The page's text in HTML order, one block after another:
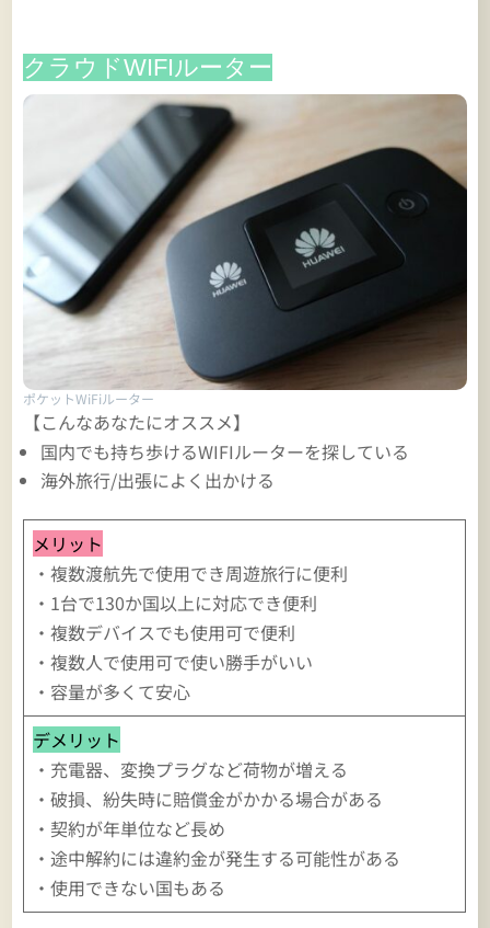
クラウドWIFIルーター
ポケットWiFiルーター
【こんなあなたにオススメ】
国内でも持ち歩けるWIFIルーターを探している
海外旅行/出張によく出かける
メリット
・複数渡航先で使用でき周遊旅行に便利
・1台で130か国以上に対応でき便利
・複数デバイスでも使用可で便利
・複数人で使用可で使い勝手がいい
・容量が多くて安心
デメリット
・充電器、変換プラグなど荷物が増える
・破損、紛失時に賠償金がかかる場合がある
・契約が年単位など長め
・途中解約には違約金が発生する可能性がある
・使用できない国もある